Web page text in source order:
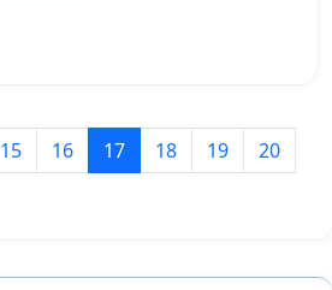
15 16 17 18 19
20